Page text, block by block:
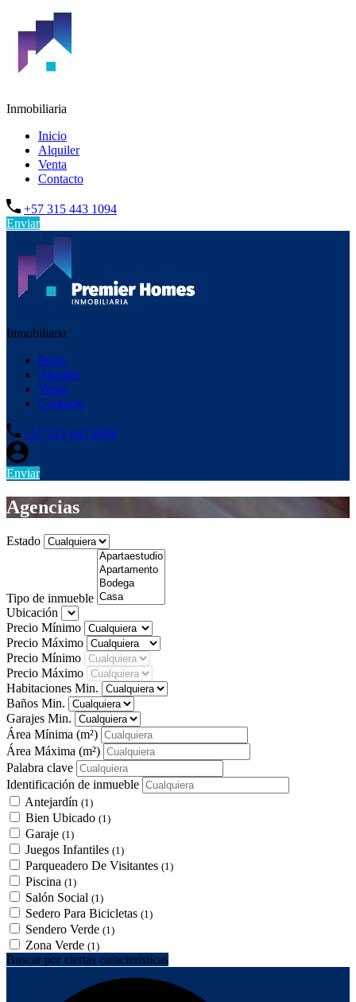
Inmobiliaria
Inicio
Alquiler
Venta
Contacto
+57 315 443 1094
Enviar
Inmobiliaria
Inicio
Alquiler
Venta
Contacto
+57 315 443 1094
Enviar
Agencias
Estado
Tipo de inmueble
Ubicación
Precio Mínimo
Precio Máximo
Precio Mínimo
Precio Máximo
Habitaciones Min.
Baños Min.
Garajes Min.
Área Mínima (m²)
Área Máxima (m²)
Palabra clave
Identificación de inmueble
Antejardín (1)
Bien Ubicado (1)
Garaje (1)
Juegos Infantiles (1)
Parqueadero De Visitantes (1)
Piscina (1)
Salón Social (1)
Sedero Para Bicicletas (1)
Sendero Verde (1)
Zona Verde (1)
Buscar por ciertas características